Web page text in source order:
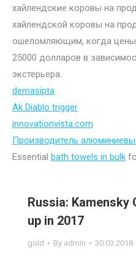
хайлендские коровы на
хайлендской коровы на
ошеломляющим, когда цены
25000 долларов в
экстерьера.
demasipta
Ak Diablo trigger
innovationvista.com
Производитель
Essential bath towels in bulk
Russia:
up in 2017
gold By admin 30.03.2018